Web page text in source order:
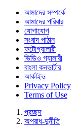
আমাদের সম্পর্কে
আমাদের পরিবার
যোগাযোগ
সংবাদ পাঠান
ফটোগ্যালারী
ভিডিও গ্যালারী
বাংলা কনভার্টার
আর্কাইভ
Privacy Policy
Terms of Use
প্রচ্ছদ
অপরাধ-দুর্নীতি